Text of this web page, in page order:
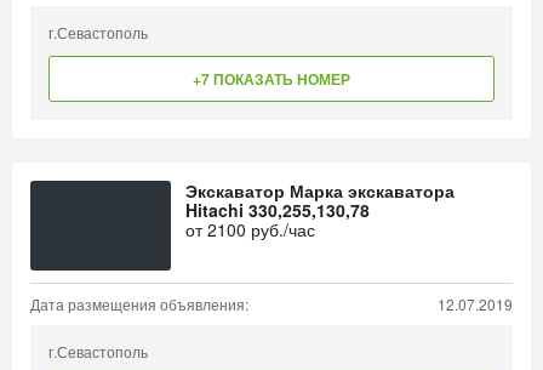
г.Севастополь
+7 ПОКАЗАТЬ НОМЕР
Экскаватор Марка экскаватора
Hitachi 330,255,130,78
от2100 руб./час
Дата размещения объявления: 12.07.2019
г.Севастополь